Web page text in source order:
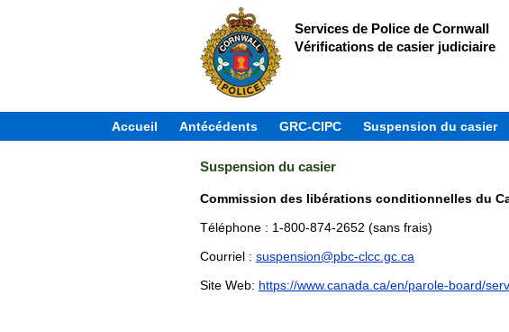
Services de Police de Cornwall
Vérifications de casier judiciaire
Accueil Antécédents GRC-CIPC Suspension du casier
Suspension du casier
Commission des libérations conditionnelles du
Téléphone : 1-800-874-2652 (sans frais)
Courriel : suspension@pbc-clcc.gc.ca
Site Web: https://www.canada.ca/en/parole-board/